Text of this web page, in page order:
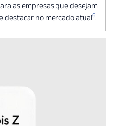
as empresas que desejam
destacar no mercado atual6.